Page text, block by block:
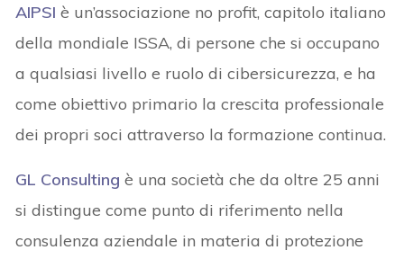
AIPSI è un’associazione no profit, capitolo italiano
della mondiale ISSA, di persone che si occupano
a qualsiasi livello e ruolo di cibersicurezza, e ha
come obiettivo primario la crescita professionale
dei propri soci attraverso la formazione continua.
GL Consulting è una società che da oltre 25 anni
si distingue come punto di riferimento nella
consulenza aziendale in materia di protezione